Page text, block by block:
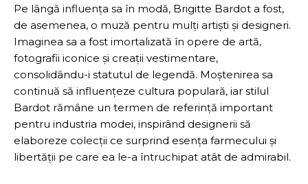
Pe lângă influența sa în modă, Brigitte Bardot a fost,
de asemenea, o muză pentru mulți artiști și designeri.
Imaginea sa a fost imortalizată în opere de artă,
fotografii iconice și creații vestimentare,
consolidându-i statutul de legendă. Moștenirea sa
continuă să influențeze cultura populară, iar stilul
Bardot rămâne un termen de referință important
pentru industria modei, inspirând designerii să
elaboreze colecții ce surprind esența farmecului și
libertății pe care ea le-a întruchipat atât de admirabil.